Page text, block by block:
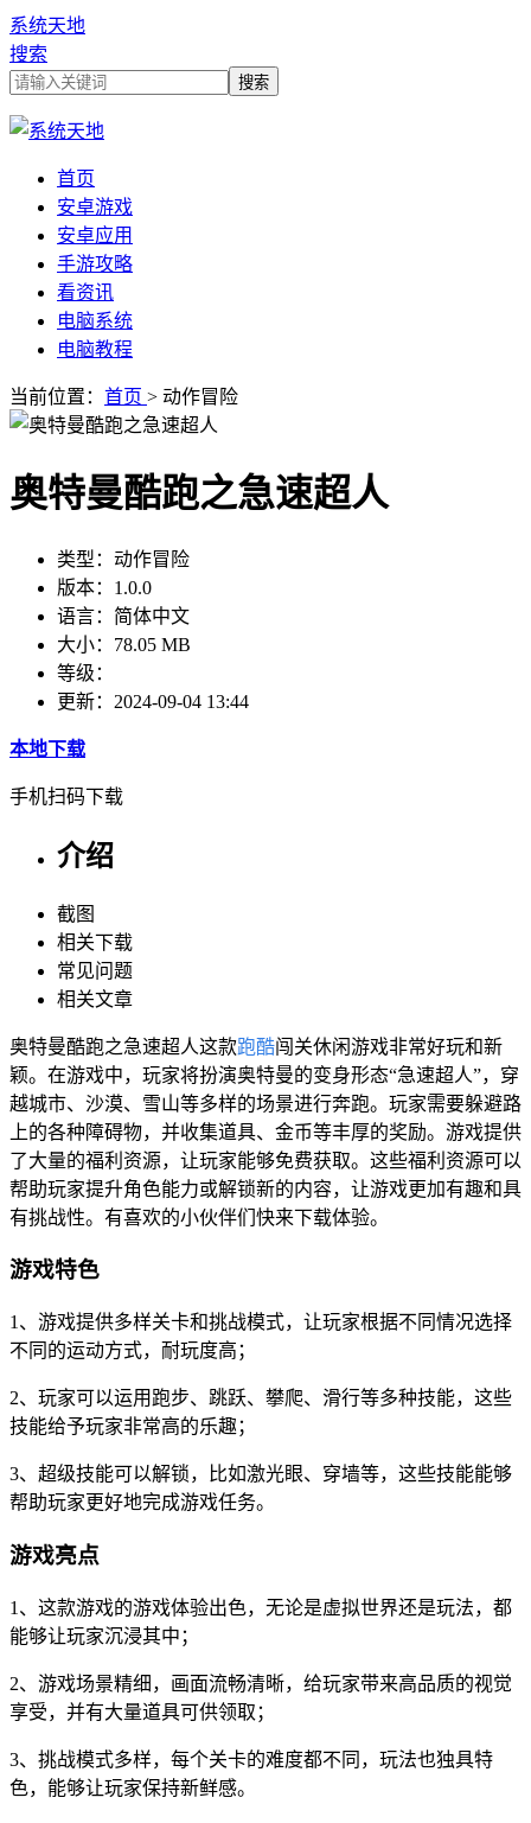
系统天地
搜索
首页
安卓游戏
安卓应用
手游攻略
看资讯
电脑系统
电脑教程
当前位置： 首页 > 动作冒险
奥特曼酷跑之急速超人
类型： 动作冒险
版本： 1.0.0
语言： 简体中文
大小： 78.05 MB
等级：
更新： 2024-09-04 13:44
本地下载
手机扫码下载
介绍
截图
相关下载
常见问题
相关文章
奥特曼酷跑之急速超人这款跑酷闯关休闲游戏非常好玩和新
颖。在游戏中，玩家将扮演奥特曼的变身形态“急速超人”，穿
越城市、沙漠、雪山等多样的场景进行奔跑。玩家需要躲避路
上的各种障碍物，并收集道具、金币等丰厚的奖励。游戏提供
了大量的福利资源，让玩家能够免费获取。这些福利资源可以
帮助玩家提升角色能力或解锁新的内容，让游戏更加有趣和具
有挑战性。有喜欢的小伙伴们快来下载体验。
游戏特色
1、游戏提供多样关卡和挑战模式，让玩家根据不同情况选择
不同的运动方式，耐玩度高；
2、玩家可以运用跑步、跳跃、攀爬、滑行等多种技能，这些
技能给予玩家非常高的乐趣；
3、超级技能可以解锁，比如激光眼、穿墙等，这些技能能够
帮助玩家更好地完成游戏任务。
游戏亮点
1、这款游戏的游戏体验出色，无论是虚拟世界还是玩法，都
能够让玩家沉浸其中；
2、游戏场景精细，画面流畅清晰，给玩家带来高品质的视觉
享受，并有大量道具可供领取；
3、挑战模式多样，每个关卡的难度都不同，玩法也独具特
色，能够让玩家保持新鲜感。